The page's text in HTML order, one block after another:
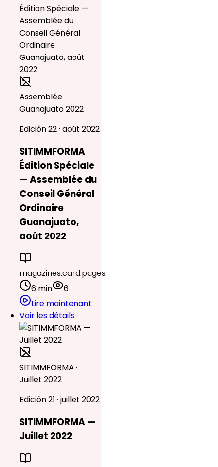
Assemblée
Guanajuato 2022
Edición 22 · août 2022
SITIMMFORMA
Édition Spéciale
— Assemblée du
Conseil Général
Ordinaire
Guanajuato,
août 2022
magazines.card.pages
6 min
6
Lire maintenant
Voir les détails
SITIMMFORMA ·
Juillet 2022
Edición 21 · juillet 2022
SITIMMFORMA —
Juillet 2022